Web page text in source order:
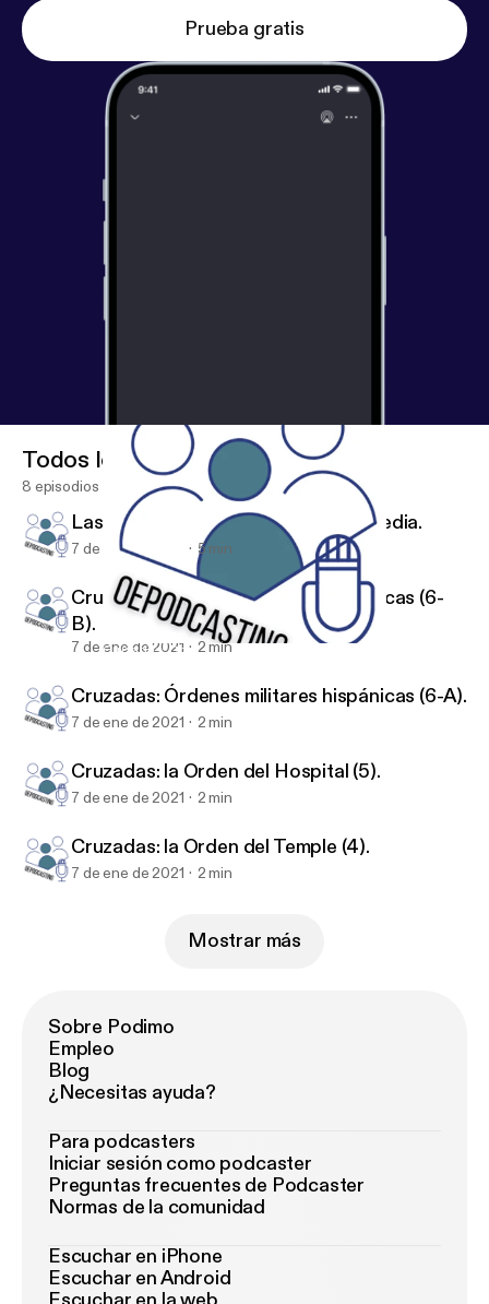
Prueba gratis
Cruzadas: Órdenes militares hispánicas (6-B).
Todos los episodios
8 episodios
Las Órdenes militares en la Edad Media.
7 de ene de 2021 5 min
Cruzadas: Órdenes militares hispánicas (6-
B).
7 de ene de 2021 2 min
Cruzadas: Órdenes militares hispánicas (6-A).
7 de ene de 2021 2 min
Cruzadas: la Orden del Hospital (5).
7 de ene de 2021 2 min
Cruzadas: la Orden del Temple (4).
7 de ene de 2021 2 min
Mostrar más
Sobre Podimo
Empleo
Blog
¿Necesitas ayuda?
Para podcasters
Iniciar sesión como podcaster
Preguntas frecuentes de Podcaster
Normas de la comunidad
Escuchar en iPhone
Escuchar en Android